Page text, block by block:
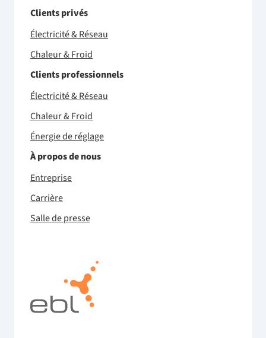
Clients privés
Électricité & Réseau
Chaleur & Froid
Clients professionnels
Électricité & Réseau
Chaleur & Froid
Énergie de réglage
À propos de nous
Entreprise
Carrière
Salle de presse